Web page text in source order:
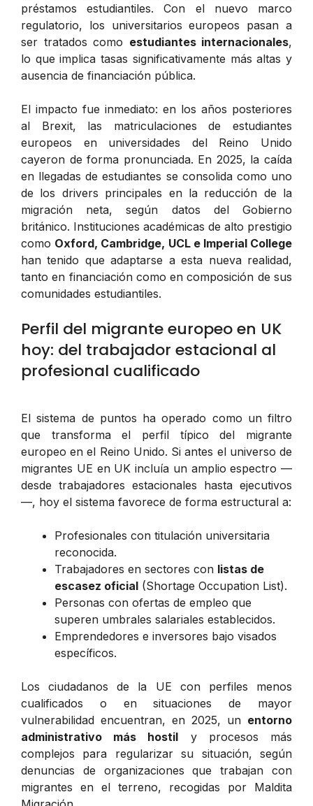
préstamos estudiantiles. Con el nuevo marco
regulatorio, los universitarios europeos pasan a
ser tratados como estudiantes internacionales,
lo que implica tasas significativamente más altas y
ausencia de financiación pública.
El impacto fue inmediato: en los años posteriores
al Brexit, las matriculaciones de estudiantes
europeos en universidades del Reino Unido
cayeron de forma pronunciada. En 2025, la caída
en llegadas de estudiantes se consolida como uno
de los drivers principales en la reducción de la
migración neta, según datos del Gobierno
británico. Instituciones académicas de alto prestigio
como Oxford, Cambridge, UCL e Imperial College
han tenido que adaptarse a esta nueva realidad,
tanto en financiación como en composición de sus
comunidades estudiantiles.
Perfil del migrante europeo en UK
hoy: del trabajador estacional al
profesional cualificado
El sistema de puntos ha operado como un filtro
que transforma el perfil típico del migrante
europeo en el Reino Unido. Si antes el universo de
migrantes UE en UK incluía un amplio espectro —
desde trabajadores estacionales hasta ejecutivos
—, hoy el sistema favorece de forma estructural a:
Profesionales con titulación universitaria
reconocida.
Trabajadores en sectores con listas de
escasez oficial (Shortage Occupation List).
Personas con ofertas de empleo que
superen umbrales salariales establecidos.
Emprendedores e inversores bajo visados
específicos.
Los ciudadanos de la UE con perfiles menos
cualificados o en situaciones de mayor
vulnerabilidad encuentran, en 2025, un entorno
administrativo más hostil y procesos más
complejos para regularizar su situación, según
denuncias de organizaciones que trabajan con
migrantes en el terreno, recogidas por Maldita